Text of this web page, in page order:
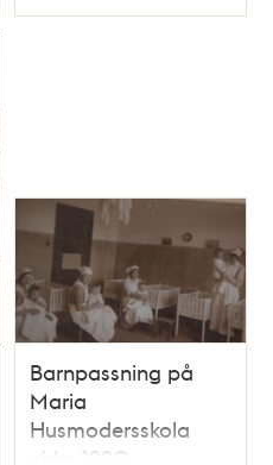
Typ
Barnpassning på
Maria
Husmodersskola
cirka 1920